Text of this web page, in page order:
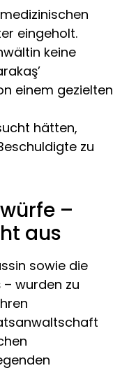
eingeholt.
keine
einem gezielten
hätten,
zu
–
aus
sowie die
wurden zu